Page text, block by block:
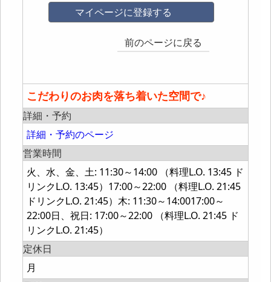
マイページに登録する
前のページに戻る
こだわりのお肉を落ち着いた空間で♪
詳細・予約
詳細・予約のページ
営業時間
火、水、金、土: 11:30～14:00 （料理L.O. 13:45 ド
リンクL.O. 13:45）17:00～22:00 （料理L.O. 21:45
ドリンクL.O. 21:45）木: 11:30～14:0017:00～
22:00日、祝日: 17:00～22:00 （料理L.O. 21:45 ド
リンクL.O. 21:45）
定休日
月